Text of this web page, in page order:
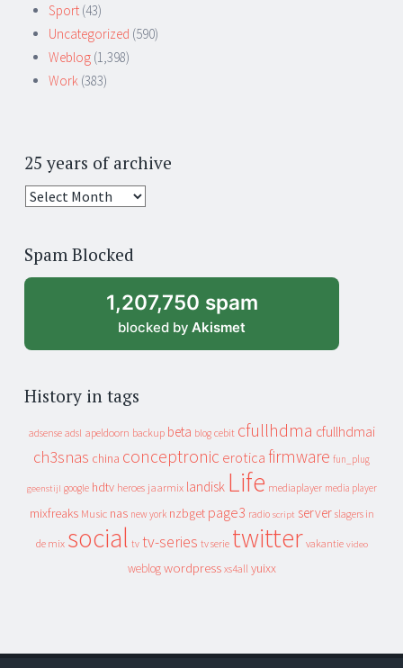
Sport (43)
Uncategorized (590)
Weblog (1,398)
Work (383)
25 years of archive
25
archive
Spam Blocked
1,207,750 spam
blocked by Akismet
History in tags
adsense adsl apeldoorn backup beta blog cebit cfullhdma cfullhdmai
ch3snas china conceptronic erotica firmware fun_plug
geenstijl google hdtv heroes jaarmix landisk Life mediaplayer media player
mixfreaks Music nas new york nzbget page3 radio script server slagers in
de mix social tv tv-series tv serie twitter vakantie video
weblog wordpress xs4all yuixx